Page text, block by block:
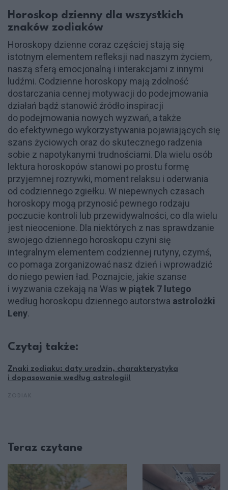
Horoskop dzienny dla wszystkich
znaków zodiaków
Horoskopy dzienne coraz częściej stają się
istotnym elementem refleksji nad naszym życiem,
naszą sferą emocjonalną i interakcjami z innymi
ludźmi. Codzienne horoskopy mają zdolność
dostarczania cennej motywacji do podejmowania
działań bądź stanowić źródło inspiracji
do podejmowania nowych wyzwań, a także
do efektywnego wykorzystywania pojawiających się
szans życiowych oraz do skutecznego radzenia
sobie z napotykanymi trudnościami. Dla wielu osób
lektura horoskopów stanowi po prostu formę
przyjemnej rozrywki, moment relaksu i oderwania
od codziennego zgiełku. W niepewnych czasach
horoskopy mogą przynosić pewnego rodzaju
poczucie kontroli lub przewidywalności, co dla wielu
jest nieocenione. Dla niektórych z nas sprawdzanie
swojego dziennego horoskopu czyni się
integralnym elementem codziennej rutyny, czymś,
co pomaga zorganizować nasz dzień i wprowadzić
do niego pewien ład. Poznajcie, jakie szanse
i wyzwania czekają na Was w piątek 7 lutego
według horoskopu dziennego autorstwa astrolożki
Leny.
Czytaj także:
Znaki zodiaku: daty urodzin, charakterystyka
i dopasowanie według astrologii!
Teraz czytane